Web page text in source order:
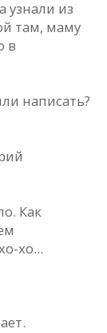
узнали из
там, маму
в
написать?
Как
хо...